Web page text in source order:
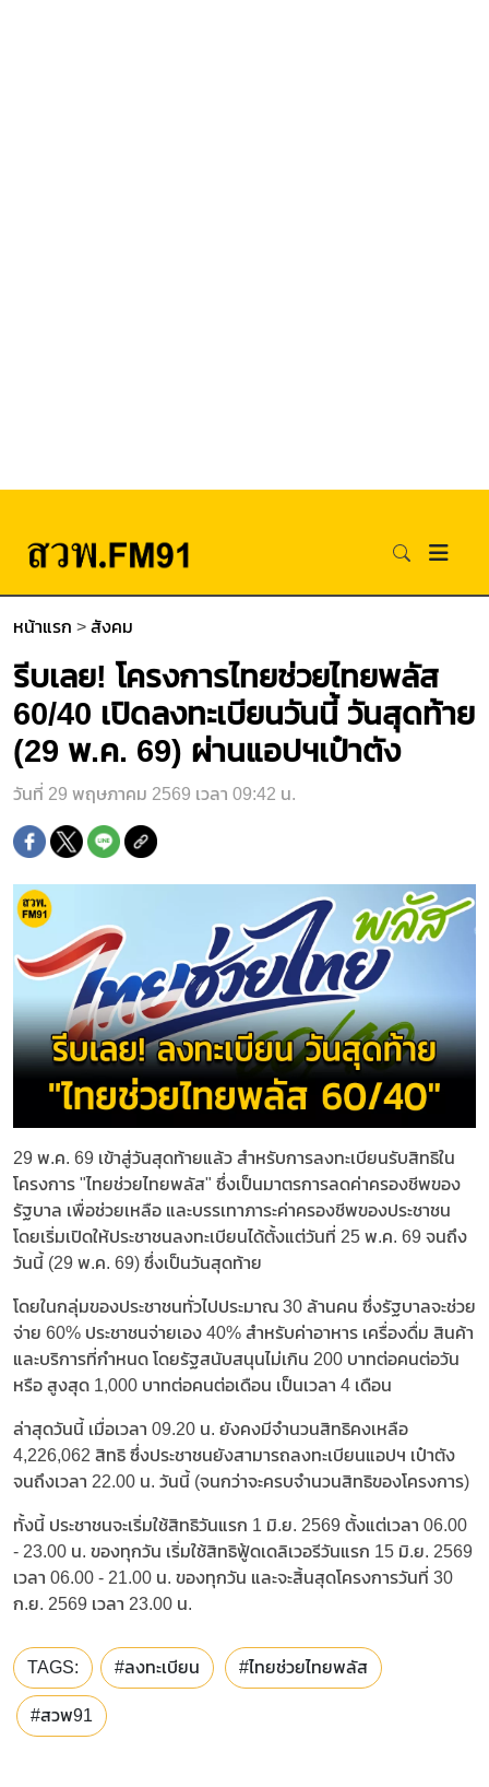
หน้าแรก > สังคม
รีบเลย! โครงการไทยช่วยไทยพลัส
60/40 เปิดลงทะเบียนวันนี้ วันสุดท้าย
(29 พ.ค. 69) ผ่านแอปฯเป๋าตัง
วันที่ 29 พฤษภาคม 2569 เวลา 09:42 น.
29 พ.ค. 69 เข้าสู่วันสุดท้ายแล้ว สำหรับการลงทะเบียนรับสิทธิใน
โครงการ "ไทยช่วยไทยพลัส" ซึ่งเป็นมาตรการลดค่าครองชีพของ
รัฐบาล เพื่อช่วยเหลือ และบรรเทาภาระค่าครองชีพของประชาชน
โดยเริ่มเปิดให้ประชาชนลงทะเบียนได้ตั้งแต่วันที่ 25 พ.ค. 69 จนถึง
วันนี้ (29 พ.ค. 69) ซึ่งเป็นวันสุดท้าย
โดยในกลุ่มของประชาชนทั่วไปประมาณ 30 ล้านคน ซึ่งรัฐบาลจะช่วย
จ่าย 60% ประชาชนจ่ายเอง 40% สำหรับค่าอาหาร เครื่องดื่ม สินค้า
และบริการที่กำหนด โดยรัฐสนับสนุนไม่เกิน 200 บาทต่อคนต่อวัน
หรือ สูงสุด 1,000 บาทต่อคนต่อเดือน เป็นเวลา 4 เดือน
ล่าสุดวันนี้ เมื่อเวลา 09.20 น. ยังคงมีจำนวนสิทธิคงเหลือ
4,226,062 สิทธิ ซึ่งประชาชนยังสามารถลงทะเบียนแอปฯ เป๋าตัง
จนถึงเวลา 22.00 น. วันนี้ (จนกว่าจะครบจำนวนสิทธิของโครงการ)
ทั้งนี้ ประชาชนจะเริ่มใช้สิทธิวันแรก 1 มิ.ย. 2569 ตั้งแต่เวลา 06.00
- 23.00 น. ของทุกวัน เริ่มใช้สิทธิฟู้ดเดลิเวอรีวันแรก 15 มิ.ย. 2569
เวลา 06.00 - 21.00 น. ของทุกวัน และจะสิ้นสุดโครงการวันที่ 30
ก.ย. 2569 เวลา 23.00 น.
TAGS: #ลงทะเบียน #ไทยช่วยไทยพลัส
#สวพ91